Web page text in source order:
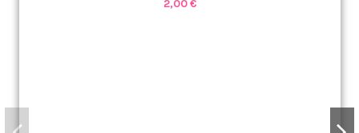
2,00 €